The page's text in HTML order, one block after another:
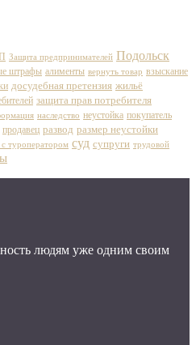
Защита предпринимателей Подольск
штрафы алименты вернуть товар взыскание
досудебная претензия жильё
защита прав потребителя
наследство неустойка покупатель
продавец развод размер неустойки
туроператором суд супруги трудовой
людям уже одним своим